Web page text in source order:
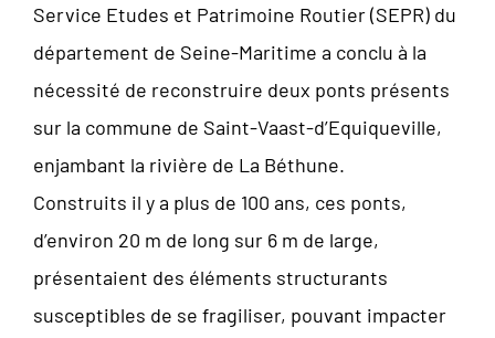
Service Etudes et Patrimoine Routier (SEPR) du
département de Seine-Maritime a conclu à la
nécessité de reconstruire deux ponts présents
sur la commune de Saint-Vaast-d’Equiqueville,
enjambant la rivière de La Béthune.
Construits il y a plus de 100 ans, ces ponts,
d’environ 20 m de long sur 6 m de large,
présentaient des éléments structurants
susceptibles de se fragiliser, pouvant impacter